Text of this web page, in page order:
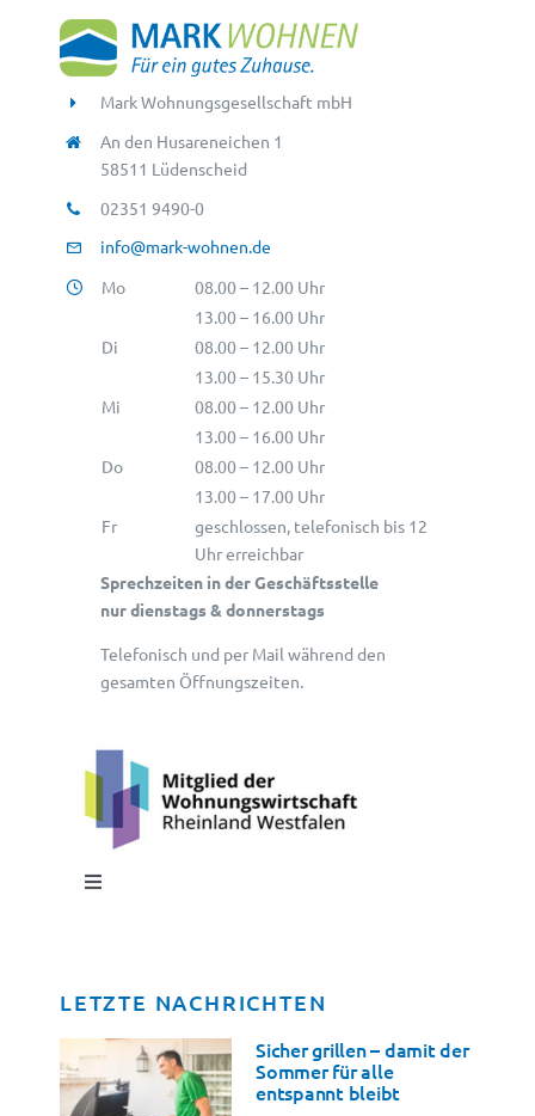
Mark Wohnungsgesellschaft mbH
An den Husareneichen 1
58511 Lüdenscheid
02351 9490-0
info@mark-wohnen.de
Mo
08.00 – 12.00 Uhr
13.00 – 16.00 Uhr
Di
08.00 – 12.00 Uhr
13.00 – 15.30 Uhr
Mi
08.00 – 12.00 Uhr
13.00 – 16.00 Uhr
Do
08.00 – 12.00 Uhr
13.00 – 17.00 Uhr
Fr
geschlossen, telefonisch bis 12
Uhr erreichbar
Sprechzeiten in der Geschäftsstelle
nur dienstags & donnerstags
Telefonisch und per Mail während den
gesamten Öffnungszeiten.
Toggle
Cookie-Information
LETZTE NACHRICHTEN
Sicher grillen – damit der
Sommer für alle
entspannt bleibt